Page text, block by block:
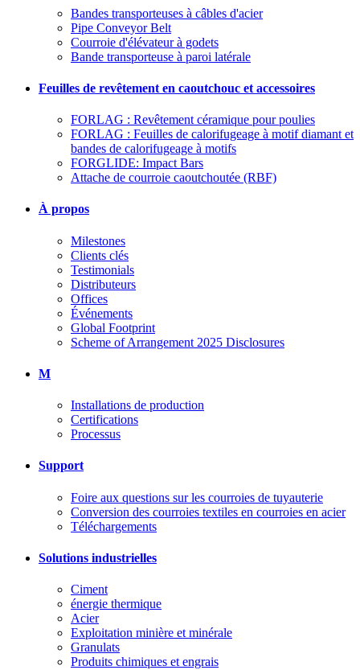
Bandes transporteuses à câbles d'acier
Pipe Conveyor Belt
Courroie d'élévateur à godets
Bande transporteuse à paroi latérale
Feuilles de revêtement en caoutchouc et accessoires
FORLAG : Revêtement céramique pour poulies
FORLAG : Feuilles de calorifugeage à motif diamant et
bandes de calorifugeage à motifs
FORGLIDE: Impact Bars
Attache de courroie caoutchoutée (RBF)
À propos
Milestones
Clients clés
Testimonials
Distributeurs
Offices
Événements
Global Footprint
Scheme of Arrangement 2025 Disclosures
M
Installations de production
Certifications
Processus
Support
Foire aux questions sur les courroies de tuyauterie
Conversion des courroies textiles en courroies en acier
Téléchargements
Solutions industrielles
Ciment
énergie thermique
Acier
Exploitation minière et minérale
Granulats
Produits chimiques et engrais